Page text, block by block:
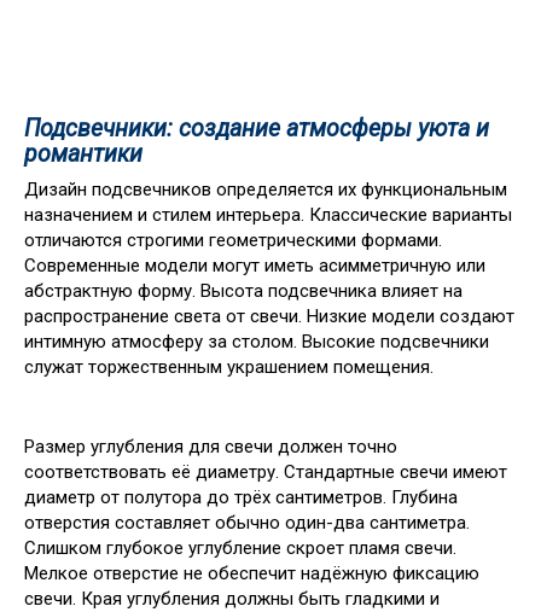
Подсвечники: создание атмосферы уюта и
романтики
Дизайн подсвечников определяется их функциональным
назначением и стилем интерьера. Классические варианты
отличаются строгими геометрическими формами.
Современные модели могут иметь асимметричную или
абстрактную форму. Высота подсвечника влияет на
распространение света от свечи. Низкие модели создают
интимную атмосферу за столом. Высокие подсвечники
служат торжественным украшением помещения.
Размер углубления для свечи должен точно
соответствовать её диаметру. Стандартные свечи имеют
диаметр от полутора до трёх сантиметров. Глубина
отверстия составляет обычно один-два сантиметра.
Слишком глубокое углубление скроет пламя свечи.
Мелкое отверстие не обеспечит надёжную фиксацию
свечи. Края углубления должны быть гладкими и